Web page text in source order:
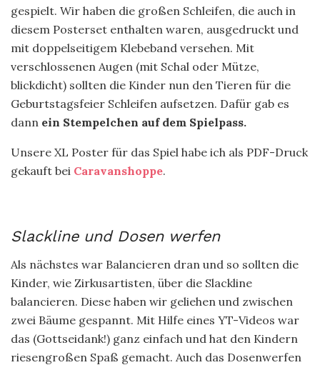
gespielt. Wir haben die großen Schleifen, die auch in
diesem Posterset enthalten waren, ausgedruckt und
mit doppelseitigem Klebeband versehen. Mit
verschlossenen Augen (mit Schal oder Mütze,
blickdicht) sollten die Kinder nun den Tieren für die
Geburtstagsfeier Schleifen aufsetzen. Dafür gab es
dann ein Stempelchen auf dem Spielpass.
Unsere XL Poster für das Spiel habe ich als PDF-Druck
gekauft bei Caravanshoppe.
Slackline und Dosen werfen
Als nächstes war Balancieren dran und so sollten die
Kinder, wie Zirkusartisten, über die Slackline
balancieren. Diese haben wir geliehen und zwischen
zwei Bäume gespannt. Mit Hilfe eines YT-Videos war
das (Gottseidank!) ganz einfach und hat den Kindern
riesengroßen Spaß gemacht. Auch das Dosenwerfen